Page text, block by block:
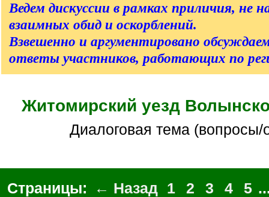
Ведем дискуссии в рамках приличия, не
взаимных обид и оскорблений.
Взвешенно и аргументировано
ответы участников, работающих по
Житомирский уезд
Диалоговая тема (вопросы/
Страницы: ← Назад 1 2 3 4 5